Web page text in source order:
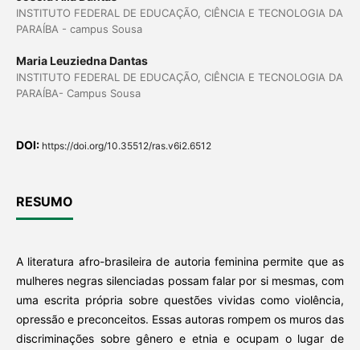
INSTITUTO FEDERAL DE EDUCAÇÃO, CIÊNCIA E TECNOLOGIA DA
PARAÍBA - campus Sousa
Maria Leuziedna Dantas
INSTITUTO FEDERAL DE EDUCAÇÃO, CIÊNCIA E TECNOLOGIA DA
PARAÍBA- Campus Sousa
DOI: https://doi.org/10.35512/ras.v6i2.6512
RESUMO
A literatura afro-brasileira de autoria feminina permite que as
mulheres negras silenciadas possam falar por si mesmas, com
uma escrita própria sobre questões vividas como violência,
opressão e preconceitos. Essas autoras rompem os muros das
discriminações sobre gênero e etnia e ocupam o lugar de